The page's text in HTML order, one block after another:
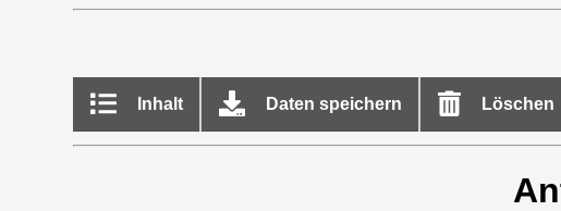
Inhalt Daten speichern Löschen